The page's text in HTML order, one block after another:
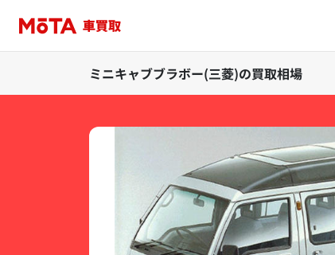
ミニキャブブラボー(三菱)の買取相場